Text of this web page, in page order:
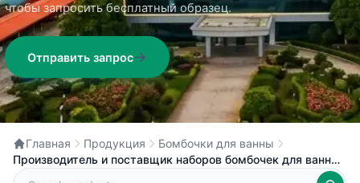
чтобы запросить бесплатный образец.
Отправить запрос
Главная Продукция
Бомбочки для ванны
Производитель и поставщик наборов бомбочек для ванны
на заказ в Китае